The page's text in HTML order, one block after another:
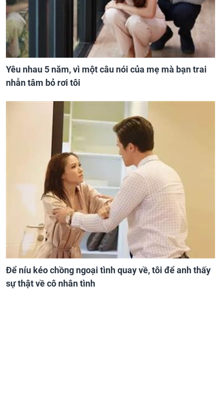
Yêu nhau 5 năm, vì một câu nói của mẹ mà bạn trai
nhẫn tâm bỏ rơi tôi
Để níu kéo chồng ngoại tình quay về, tôi để anh thấy
sự thật về cô nhân tình